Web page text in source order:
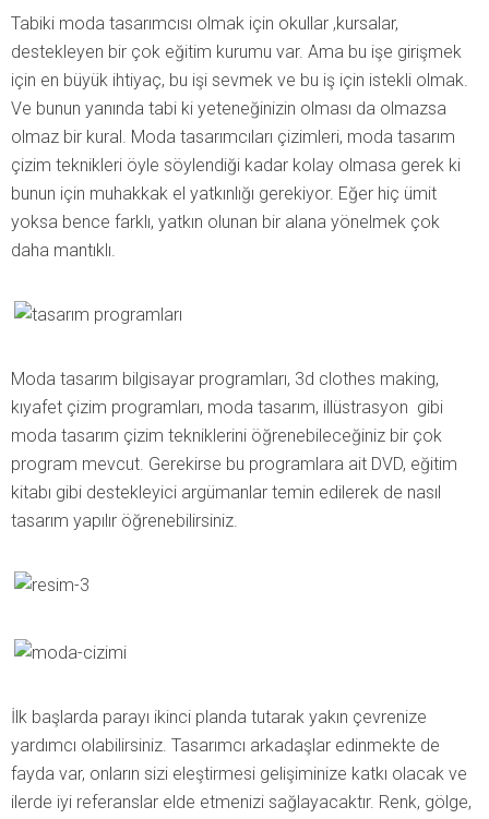
Tabiki moda tasarımcısı olmak için okullar ,kursalar,
destekleyen bir çok eğitim kurumu var. Ama bu işe girişmek
için en büyük ihtiyaç, bu işi sevmek ve bu iş için istekli olmak.
Ve bunun yanında tabi ki yeteneğinizin olması da olmazsa
olmaz bir kural. Moda tasarımcıları çizimleri, moda tasarım
çizim teknikleri öyle söylendiği kadar kolay olmasa gerek ki
bunun için muhakkak el yatkınlığı gerekiyor. Eğer hiç ümit
yoksa bence farklı, yatkın olunan bir alana yönelmek çok
daha mantıklı.
Moda tasarım bilgisayar programları, 3d clothes making,
kıyafet çizim programları, moda tasarım, illüstrasyon gibi
moda tasarım çizim tekniklerini öğrenebileceğiniz bir çok
program mevcut. Gerekirse bu programlara ait DVD, eğitim
kitabı gibi destekleyici argümanlar temin edilerek de nasıl
tasarım yapılır öğrenebilirsiniz.
İlk başlarda parayı ikinci planda tutarak yakın çevrenize
yardımcı olabilirsiniz. Tasarımcı arkadaşlar edinmekte de
fayda var, onların sizi eleştirmesi gelişiminize katkı olacak ve
ilerde iyi referanslar elde etmenizi sağlayacaktır. Renk, gölge,